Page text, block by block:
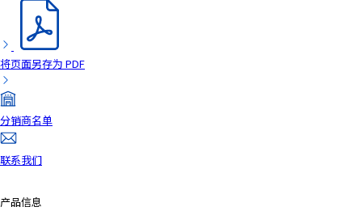
将页面另存为 PDF
分销商名单
联系我们
产品信息